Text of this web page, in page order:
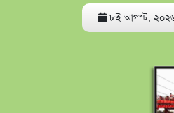
৮ই আগস্ট, ২০২৬